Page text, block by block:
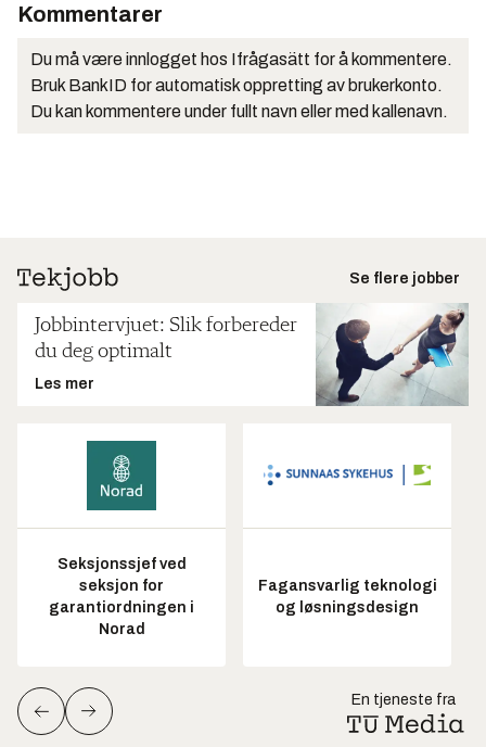
Kommentarer
Du må være innlogget hos Ifrågasätt for å kommentere.
Bruk BankID for automatisk oppretting av brukerkonto.
Du kan kommentere under fullt navn eller med kallenavn.
Se flere jobber
Jobbintervjuet: Slik forbereder
du deg optimalt
Les mer
Seksjonssjef ved
seksjon for
garantiordningen i
Norad
Fagansvarlig teknologi
og løsningsdesign
En tjeneste fra